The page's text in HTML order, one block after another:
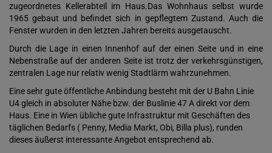
zugeordnetes Kellerabteil im Haus.Das Wohnhaus selbst wurde
1965 gebaut und befindet sich in gepflegtem Zustand. Auch die
Fenster wurden in den letzten Jahren bereits ausgetauscht.
Durch die Lage in einen Innenhof auf der einen Seite und in eine
Nebenstraße auf der anderen Seite ist trotz der verkehrsgünstigen,
zentralen Lage nur relativ wenig Stadtlärm wahrzunehmen.
Eine sehr gute öffentliche Anbindung besteht mit der U Bahn Linie
U4 gleich in absoluter Nähe bzw. der Buslinie 47 A direkt vor dem
Haus. Eine in Wien übliche gute Infrastruktur mit Geschäften des
täglichen Bedarfs ( Penny, Media Markt, Obi, Billa plus), runden
dieses äußerst interessante Angebot entsprechend ab.